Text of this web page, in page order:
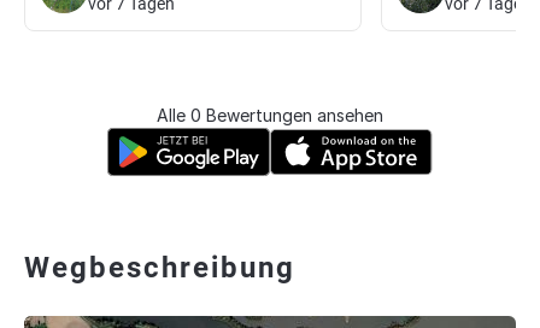
Alle 0 Bewertungen ansehen
Wegbeschreibung